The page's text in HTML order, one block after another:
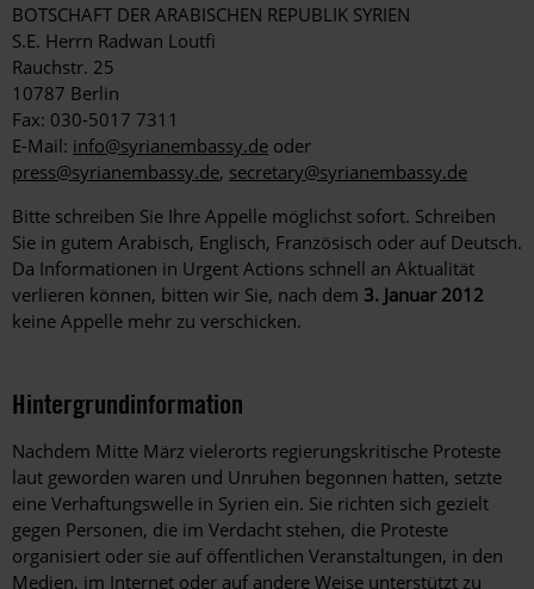
BOTSCHAFT DER ARABISCHEN REPUBLIK SYRIEN
S.E. Herrn Radwan Loutfi
Rauchstr. 25
10787 Berlin
Fax: 030-5017 7311
E-Mail: info@syrianembassy.de oder
press@syrianembassy.de, secretary@syrianembassy.de
Bitte schreiben Sie Ihre Appelle möglichst sofort. Schreiben
Sie in gutem Arabisch, Englisch, Französisch oder auf Deutsch.
Da Informationen in Urgent Actions schnell an Aktualität
verlieren können, bitten wir Sie, nach dem 3. Januar 2012
keine Appelle mehr zu verschicken.
Hintergrundinformation
Hintergrund
Nachdem Mitte März vielerorts regierungskritische Proteste
laut geworden waren und Unruhen begonnen hatten, setzte
eine Verhaftungswelle in Syrien ein. Sie richten sich gezielt
gegen Personen, die im Verdacht stehen, die Proteste
organisiert oder sie auf öffentlichen Veranstaltungen, in den
Medien, im Internet oder auf andere Weise unterstützt zu